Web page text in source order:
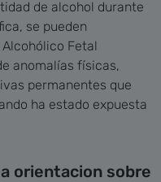
de alcohol durante
se pueden
Fetal
anomalías físicas,
permanentes que
ha estado expuesta
orientacion sobre